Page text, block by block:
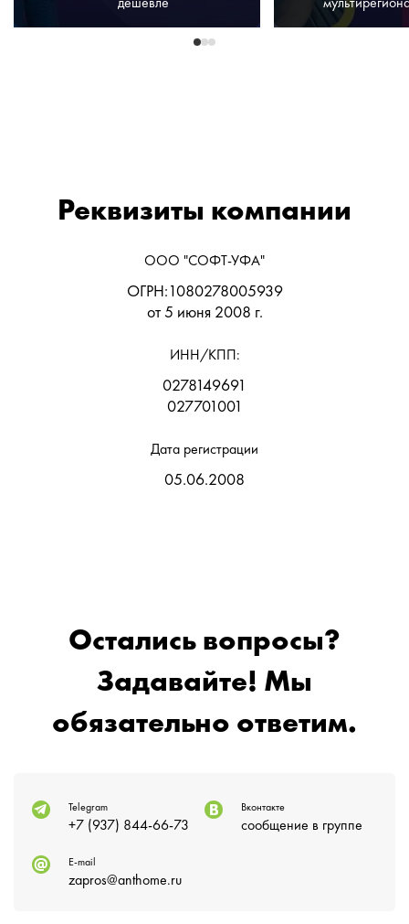
дешевле
Реквизиты компании
ООО "СОФТ-УФА"
ОГРН:1080278005939
от 5 июня 2008 г.
ИНН/КПП:
0278149691
027701001
Дата регистрации
05.06.2008
Остались вопросы?
Задавайте! Мы
обязательно ответим.
Telegram
+7 (937) 844-66-73
Вконтакте
сообщение в группе
E-mail
zapros@anthome.ru